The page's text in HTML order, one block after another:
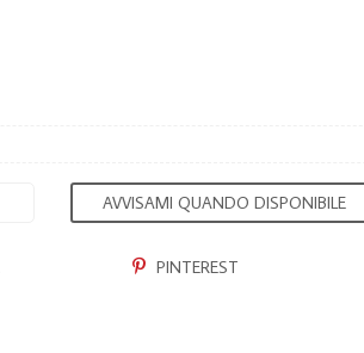
AVVISAMI QUANDO DISPONIBILE
PINTEREST